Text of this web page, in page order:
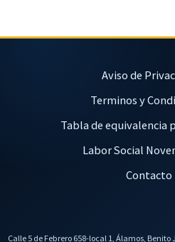
Aviso de
Terminos y
Tabla de equivalencia
Labor Social
Contacto
Calle 5 de Febrero 658-local 1, Álamos,